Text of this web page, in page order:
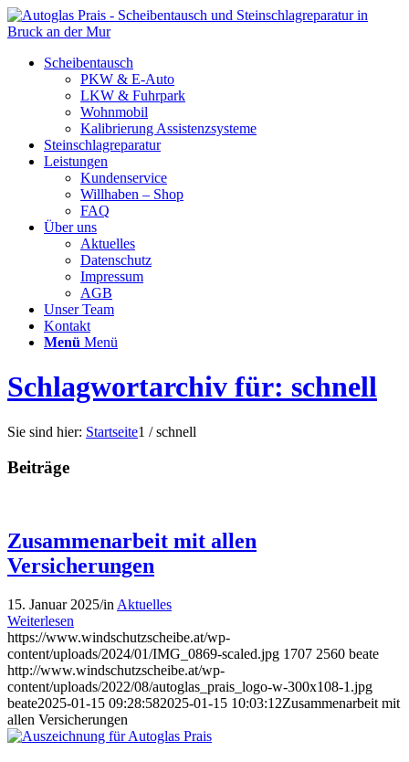
Scheibentausch
PKW & E-Auto
LKW & Fuhrpark
Wohnmobil
Kalibrierung Assistenzsysteme
Steinschlagreparatur
Leistungen
Kundenservice
Willhaben – Shop
FAQ
Über uns
Aktuelles
Datenschutz
Impressum
AGB
Unser Team
Kontakt
Menü Menü
Schlagwortarchiv für: schnell
Sie sind hier: Startseite1 / schnell
Beiträge
Zusammenarbeit mit allen
Versicherungen
15. Januar 2025/in Aktuelles
Weiterlesen
https://www.windschutzscheibe.at/wp-
content/uploads/2024/01/IMG_0869-scaled.jpg 1707 2560 beate
http://www.windschutzscheibe.at/wp-
content/uploads/2022/08/autoglas_prais_logo-w-300x108-1.jpg
beate2025-01-15 09:28:582025-01-15 10:03:12Zusammenarbeit mit
allen Versicherungen